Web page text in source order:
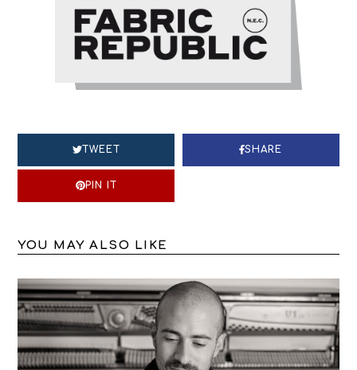
TWEET SHARE
PIN IT
YOU MAY ALSO LIKE